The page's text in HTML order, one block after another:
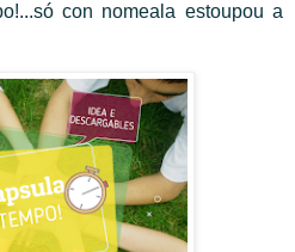
con nomeala estoupou a